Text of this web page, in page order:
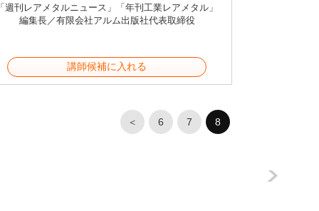
「週刊レアメタルニュース」「年刊工業レアメタル」
編集長／有限会社アルム出版社代表取締役
講師候補に入れる
＜ 6 7 8